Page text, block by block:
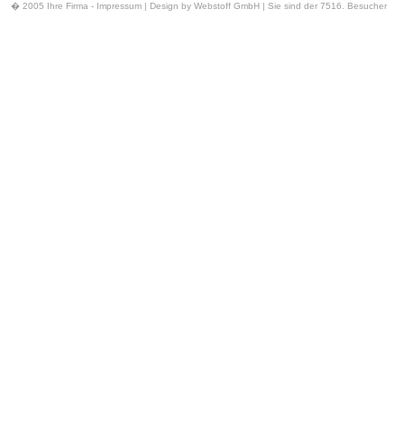
� 2005 Ihre Firma - Impressum| Design by Webstoff GmbH | Sie sind der 7516. Besucher